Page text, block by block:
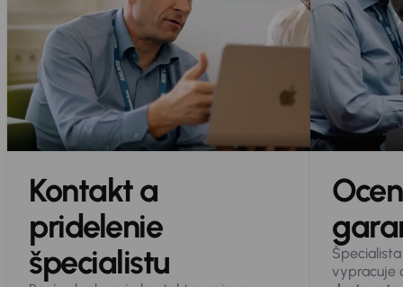
Kontakt a
pridelenie
špecialistu
vypracuje